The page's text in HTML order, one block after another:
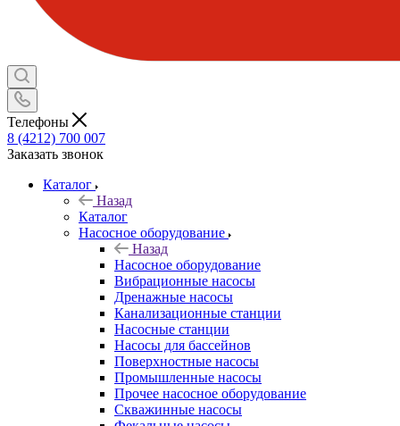
Телефоны
8 (4212) 700 007
Заказать звонок
Каталог
Назад
Каталог
Насосное оборудование
Назад
Насосное оборудование
Вибрационные насосы
Дренажные насосы
Канализационные станции
Насосные станции
Насосы для бассейнов
Поверхностные насосы
Промышленные насосы
Прочее насосное оборудование
Скважинные насосы